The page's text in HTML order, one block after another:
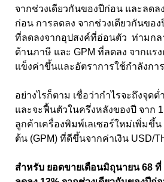
จากช่วงเดียวกันของปีก่อน และลดล
ก่อน การลดลง จากช่วงเดียวกันขอ
ที่ลดลงจากอุปสงค์ที่อ่อนตัว ท่ามก
ด้านภาษี และ GPM ที่ลดลง จากแร
แข็งค่าขึ้นและอัตราการใช้กำลังกา
อย่างไรก็ตาม เชื่อว่ากำไรจะถึงจุด
และจะฟื้นตัวในครึ่งหลังของปี จาก
ลูกค้าเครื่องพิมพ์เลเซอร์ใหม่เพิ่มขึ้
ต้น (GPM) ที่ดีขึ้นจากค่าเงิน USD/
สำหรับ ยอดขายเดือนมิถุนายน 68